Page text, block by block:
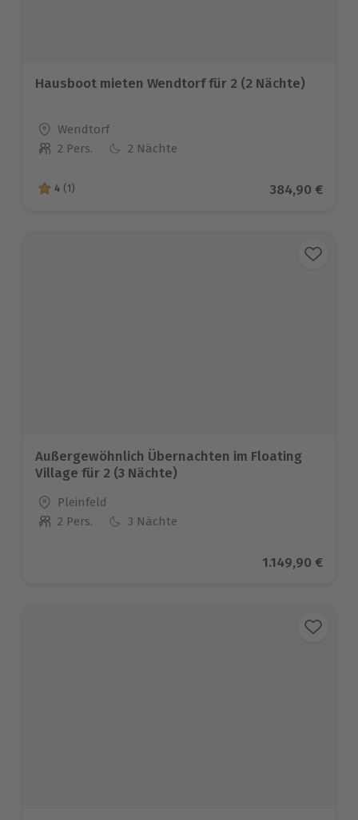
Hausboot mieten Wendtorf für 2 (2 Nächte)
Standort
Wendtorf
Anzahl der Teilnehmer
2 Pers. 2 Nächte
4 von 5 Sternen basierend auf 1 Bewertungen
4 (1) Aktueller
384,90 €
Außergewöhnlich Übernachten im Floating
Village für 2 (3 Nächte)
Standort
Pleinfeld
Anzahl der Teilnehmer
2 Pers. 3 Nächte
Aktueller Preis
1.149,90 €